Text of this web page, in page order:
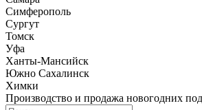
Симферополь
Сургут
Томск
Уфа
Ханты-Мансийск
Южно Сахалинск
Химки
Производство и продажа новогодних